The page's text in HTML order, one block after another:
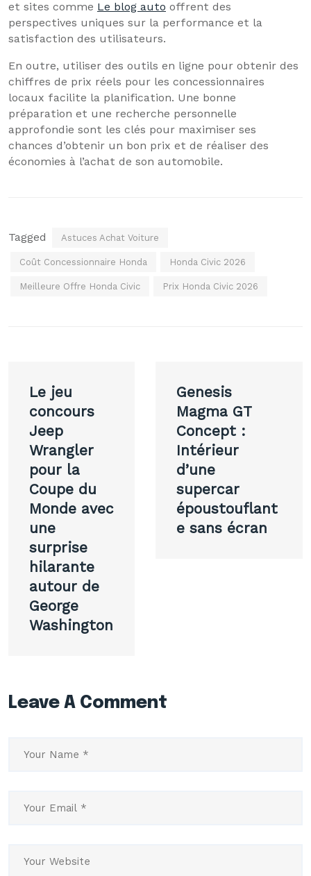
et sites comme Le blog auto offrent des
perspectives uniques sur la performance et la
satisfaction des utilisateurs.
En outre, utiliser des outils en ligne pour obtenir des
chiffres de prix réels pour les concessionnaires
locaux facilite la planification. Une bonne
préparation et une recherche personnelle
approfondie sont les clés pour maximiser ses
chances d’obtenir un bon prix et de réaliser des
économies à l’achat de son automobile.
Tagged Astuces Achat Voiture
Coût Concessionnaire Honda Honda Civic 2026
Meilleure Offre Honda Civic Prix Honda Civic 2026
de
l’article
Le jeu
concours
Jeep
Wrangler
pour la
Coupe du
Monde avec
une
surprise
hilarante
autour de
George
Washington
Genesis
Magma GT
Concept :
Intérieur
d’une
supercar
époustouflant
e sans écran
Leave A Comment